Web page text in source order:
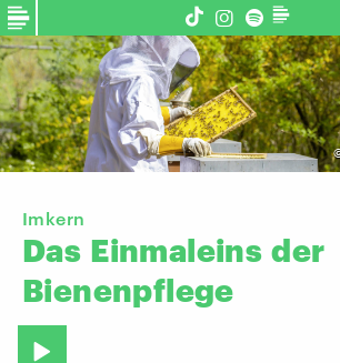
Imkern
Das Einmaleins der
Bienenpflege